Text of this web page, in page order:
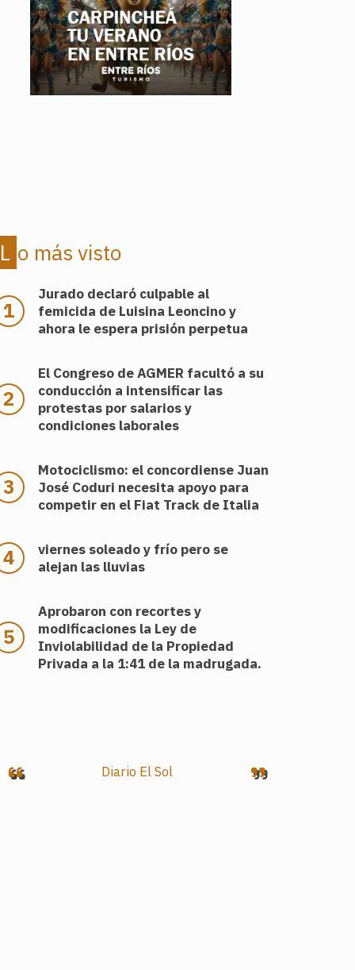
Lo más visto
Jurado declaró culpable al
femicida de Luisina Leoncino y
ahora le espera prisión perpetua
El Congreso de AGMER facultó a su
conducción a intensificar las
protestas por salarios y
condiciones laborales
Motociclismo: el concordiense Juan
José Coduri necesita apoyo para
competir en el Fiat Track de Italia
viernes soleado y frío pero se
alejan las lluvias
Aprobaron con recortes y
modificaciones la Ley de
Inviolabilidad de la Propiedad
Privada a la 1:41 de la madrugada.
Diario El Sol